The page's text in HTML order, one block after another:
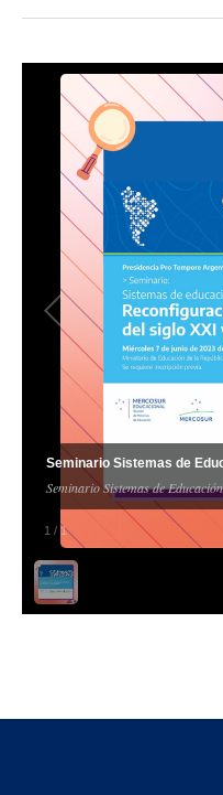
1 / 1
Seminario Sistemas de
Seminario Sistemas de